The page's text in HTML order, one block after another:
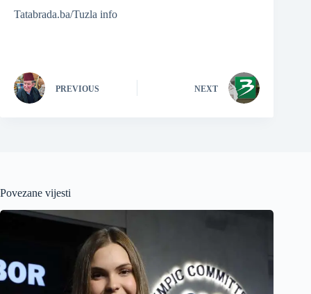
Tatabrada.ba/Tuzla info
PREVIOUS NEXT
Povezane vijesti